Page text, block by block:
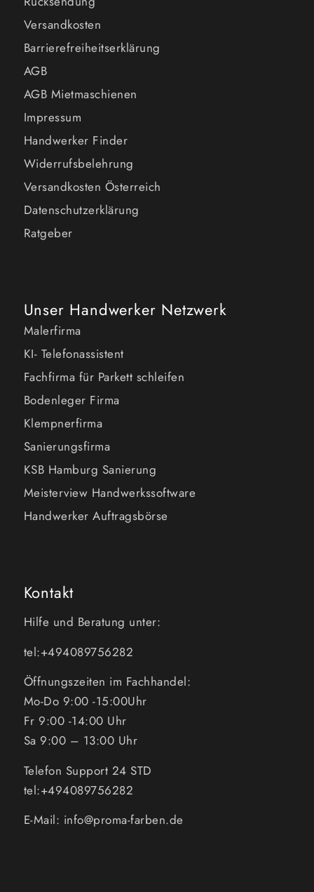
Versandkosten
Barrierefreiheitserklärung
AGB
AGB Mietmaschienen
Impressum
Handwerker Finder
Widerrufsbelehrung
Versandkosten Österreich
Datenschutzerklärung
Ratgeber
Unser Handwerker Netzwerk
Malerfirma
KI- Telefonassistent
Fachfirma für Parkett schleifen
Bodenleger Firma
Klempnerfirma
Sanierungsfirma
KSB Hamburg Sanierung
Meisterview Handwerkssoftware
Handwerker Auftragsbörse
Kontakt
Hilfe und Beratung unter:
tel:+494089756282
Öffnungszeiten im Fachhandel:
Mo-Do 9:00 -15:00Uhr
Fr 9:00 -14:00 Uhr
Sa 9:00 – 13:00 Uhr
Telefon Support 24 STD
tel:+494089756282
E-Mail: info@proma-farben.de